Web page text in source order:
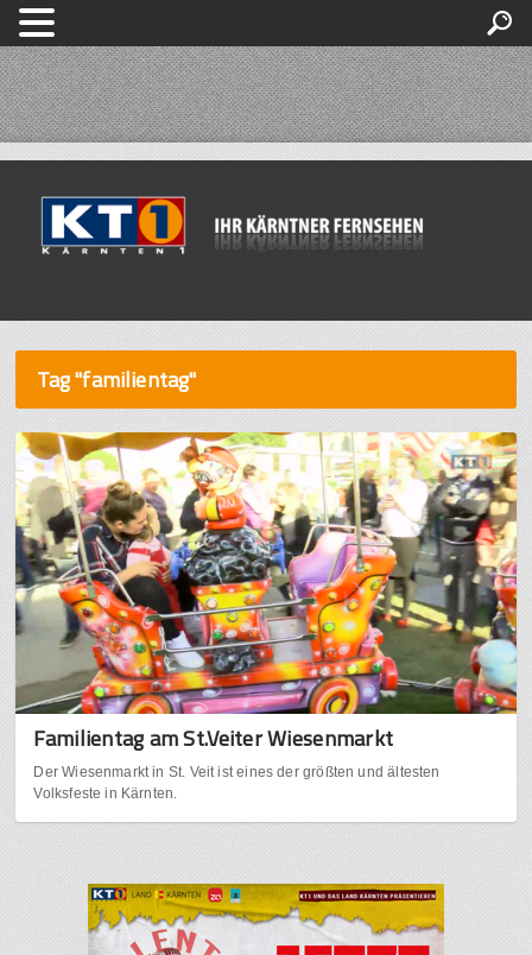
Tag "familientag"
Familientag am St.Veiter Wiesenmarkt
Der Wiesenmarkt in St. Veit ist eines der größten und ältesten
Volksfeste in Kärnten.